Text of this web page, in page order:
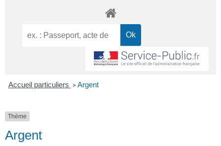
Accueil particuliers > Argent
Thème
Argent